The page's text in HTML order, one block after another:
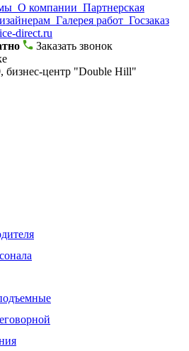
О компании Партнерская
Галерея работ Госзаказ
direct.ru
Заказать звонок
бизнес-центр "Double Hill"